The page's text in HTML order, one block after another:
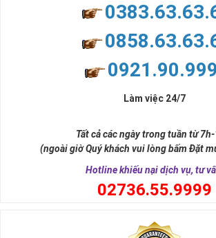
Làm việc 24/7
Tất cả các ngày trong tuần từ
(ngoài giờ Quý khách vui lòng bấm Đặt
Hotline khiếu nại dịch vụ, tư
02736.55.9999